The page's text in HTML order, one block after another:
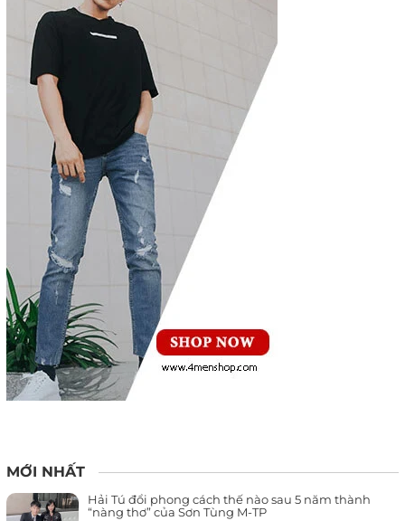
MỚI NHẤT
Hải Tú đổi phong cách thế nào sau 5 năm thành
“nàng thơ” của Sơn Tùng M-TP